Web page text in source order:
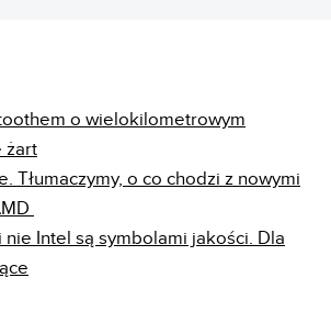
o wielokilometrowym
żart
Tłumaczymy, o co chodzi z nowymi
nie Intel są symbolami jakości. Dla